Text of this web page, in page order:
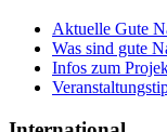
Aktuelle Gute
Was sind gute
Infos zum